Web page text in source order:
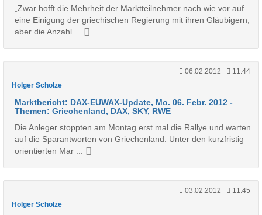
„Zwar hofft die Mehrheit der Marktteilnehmer nach wie vor auf
eine Einigung der griechischen Regierung mit ihren Gläubigern,
aber die Anzahl ...
06.02.2012
11:44
Holger Scholze
Marktbericht: DAX-EUWAX-Update, Mo. 06. Febr. 2012 -
Themen: Griechenland, DAX, SKY, RWE
Die Anleger stoppten am Montag erst mal die Rallye und warten
auf die Sparantworten von Griechenland. Unter den kurzfristig
orientierten Mar ...
03.02.2012
11:45
Holger Scholze